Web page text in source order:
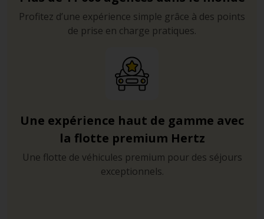
Profitez d’une expérience simple grâce à des points
de prise en charge pratiques.
Une expérience haut de gamme avec
la flotte premium Hertz
Une flotte de véhicules premium pour des séjours
exceptionnels.